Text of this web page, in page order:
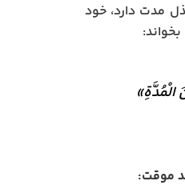
مدت دارد، خود
موقت: